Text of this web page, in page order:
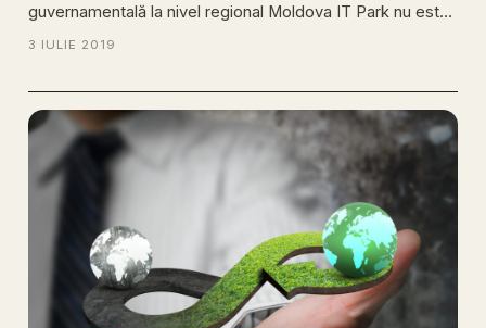
guvernamentală la nivel regional Moldova IT Park nu est…
3 IULIE 2019